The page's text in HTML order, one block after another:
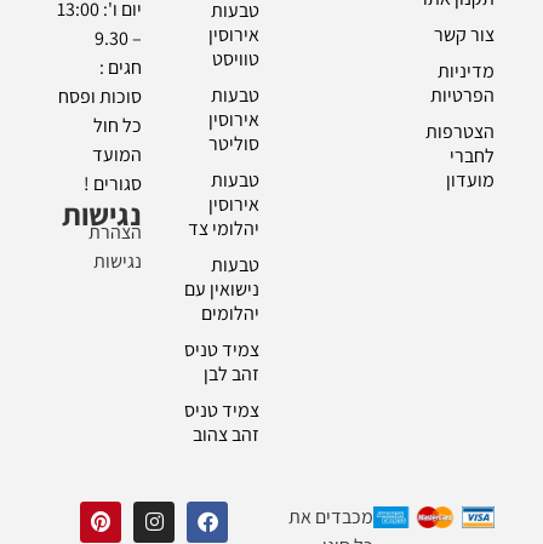
צור קשר
מדיניות
הפרטיות
הצטרפות
לחברי
מועדון
טבעות
אירוסין
טוויסט
טבעות
אירוסין
סוליטר
טבעות
אירוסין
יהלומי צד
טבעות
נישואין עם
יהלומים
צמיד טניס
זהב לבן
צמיד טניס
זהב צהוב
יום ו': 13:00
– 9.30
חגים :
סוכות ופסח
כל חול
המועד
סגורים !
נגישות
הצהרת
נגישות
מכבדים את